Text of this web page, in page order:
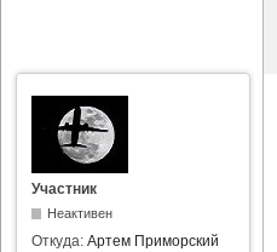
Участник
Неактивен
Откуда: Артем Приморский